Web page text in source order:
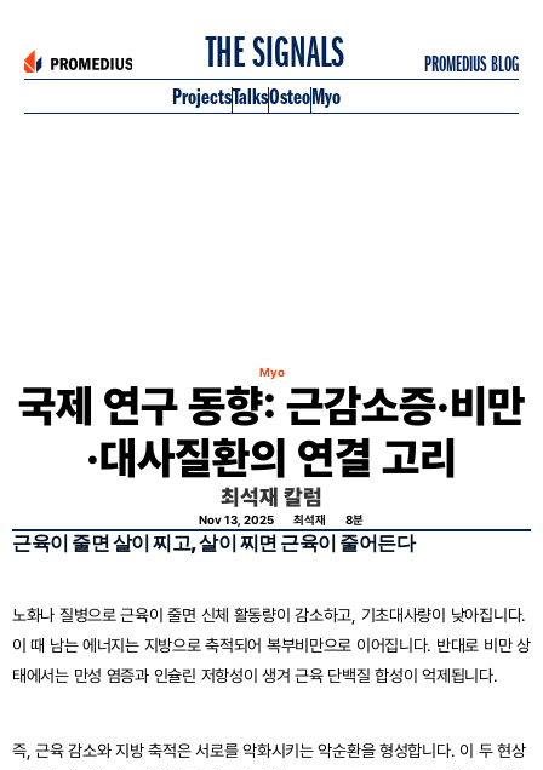
THE SIGNALS
PROMEDIUS BLOG
ProjectsTalksOsteoMyo
Myo
국제 연구 동향: 근감소증·비만
·대사질환의 연결 고리
최석재 칼럼
Nov 13, 2025 최석재 8분
근육이 줄면 살이 찌고, 살이 찌면 근육이 줄어든다
노화나 질병으로 근육이 줄면 신체 활동량이 감소하고, 기초대사량이 낮아집니다.
이 때 남는 에너지는 지방으로 축적되어 복부비만으로 이어집니다. 반대로 비만 상
태에서는 만성 염증과 인슐린 저항성이 생겨 근육 단백질 합성이 억제됩니다.
즉, 근육 감소와 지방 축적은 서로를 악화시키는 악순환을 형성합니다. 이 두 현상